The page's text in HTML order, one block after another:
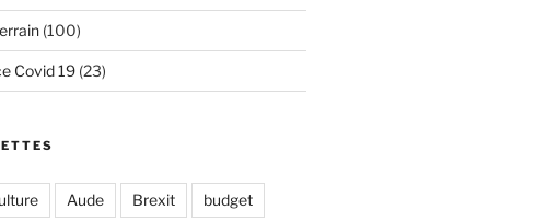
(100)
Covid 19(23)
Aude Brexit budget